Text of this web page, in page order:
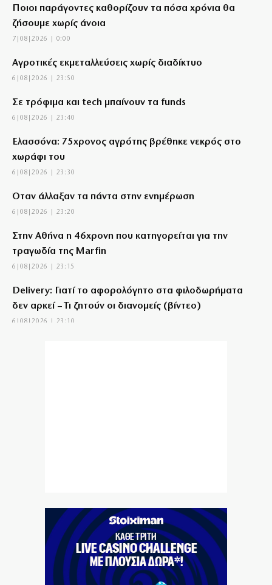
Ποιοι παράγοντες καθορίζουν τα πόσα χρόνια θα
ζήσουμε χωρίς άνοια
7|08|2026 | 0:00
Αγροτικές εκμεταλλεύσεις χωρίς διαδίκτυο
6|08|2026 | 23:50
Σε τρόφιμα και tech μπαίνουν τα funds
6|08|2026 | 23:40
Ελασσόνα: 75χρονος αγρότης βρέθηκε νεκρός στο
χωράφι του
6|08|2026 | 23:30
Όταν άλλαξαν τα πάντα στην ενημέρωση
6|08|2026 | 23:20
Στην Αθήνα η 46χρονη που κατηγορείται για την
τραγωδία της Marfin
6|08|2026 | 23:15
Delivery: Γιατί το αφορολόγητο στα φιλοδωρήματα
δεν αρκεί – Τι ζητούν οι διανομείς (βίντεο)
6|08|2026 | 23:10
6|08|2026 | 22:40
Αγιον Ορος: Εικαστικό ταξίδι σιωπής και πίστης
6|08|2026 | 22:30
Χαλκιδική: Νεκρός 69χρονος στην παραλία Σίβηρη